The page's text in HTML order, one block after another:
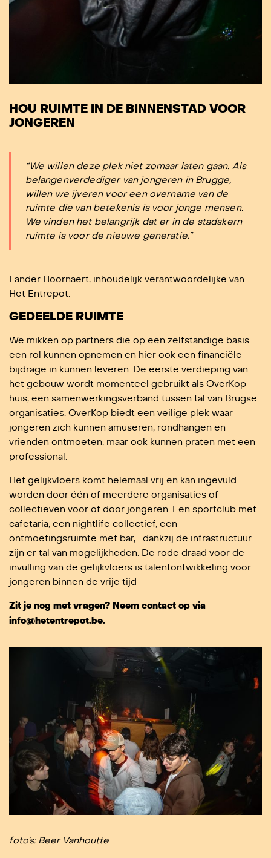
HOU RUIMTE IN DE BINNENSTAD VOOR
JONGEREN
“We willen deze plek niet zomaar laten gaan. Als
belangenverdediger van jongeren in Brugge,
willen we ijveren voor een overname van de
ruimte die van betekenis is voor jonge mensen.
We vinden het belangrijk dat er in de stadskern
ruimte is voor de nieuwe generatie.”
Lander Hoornaert, inhoudelijk verantwoordelijke van
Het Entrepot.
GEDEELDE RUIMTE
We mikken op partners die op een zelfstandige basis
een rol kunnen opnemen en hier ook een financiële
bijdrage in kunnen leveren. De eerste verdieping van
het gebouw wordt momenteel gebruikt als OverKop-
huis, een samenwerkingsverband tussen tal van Brugse
organisaties. OverKop biedt een veilige plek waar
jongeren zich kunnen amuseren, rondhangen en
vrienden ontmoeten, maar ook kunnen praten met een
professional.
Het gelijkvloers komt helemaal vrij en kan ingevuld
worden door één of meerdere organisaties of
collectieven voor of door jongeren. Een sportclub met
cafetaria, een nightlife collectief, een
ontmoetingsruimte met bar,… dankzij de infrastructuur
zijn er tal van mogelijkheden. De rode draad voor de
invulling van de gelijkvloers is talentontwikkeling voor
jongeren binnen de vrije tijd
Zit je nog met vragen? Neem contact op via
info@hetentrepot.be.
foto’s: Beer Vanhoutte